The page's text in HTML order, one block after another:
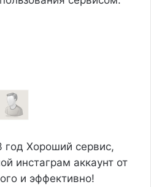
год Хороший сервис,
инстаграм аккаунт от
и эффективно!